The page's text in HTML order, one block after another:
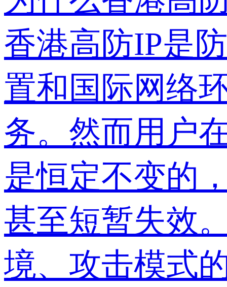
香港高防IP是
置和国际网络
务。然而用户
是恒定不变的
甚至短暂失效
境、攻击模式